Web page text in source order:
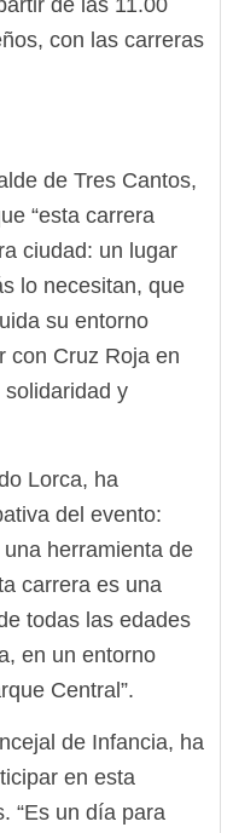
de las 11.00
con las carreras
de Tres Cantos,
“esta carrera
ciudad: un lugar
lo necesitan, que
su entorno
con Cruz Roja en
y
Lorca, ha
del evento:
herramienta de
carrera es una
todas las edades
en un entorno
Central”.
de Infancia, ha
en esta
“Es un día para